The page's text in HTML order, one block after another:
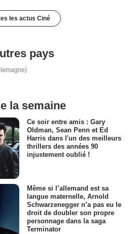
les actus Ciné
pays
la semaine
Ce soir entre amis : Gary
Oldman, Sean Penn et Ed
Harris dans l'un des meilleurs
thrillers des années 90
injustement oublié !
Même si l’allemand est sa
langue maternelle, Arnold
Schwarzenegger n’a pas eu le
droit de doubler son propre
personnage dans la saga
Terminator